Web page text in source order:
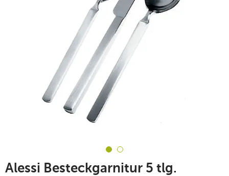
Alessi Besteckgarnitur 5 tlg.